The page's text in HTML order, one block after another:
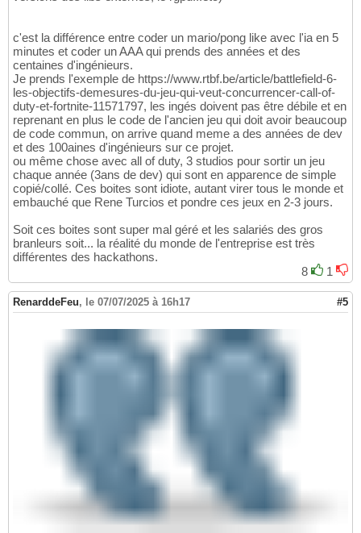
c'est la différence entre coder un mario/pong like avec l'ia en 5
minutes et coder un AAA qui prends des années et des
centaines d'ingénieurs.
Je prends l'exemple de https://www.rtbf.be/article/battlefield-6-
les-objectifs-demesures-du-jeu-qui-veut-concurrencer-call-of-
duty-et-fortnite-11571797, les ingés doivent pas être débile et en
reprenant en plus le code de l'ancien jeu qui doit avoir beaucoup
de code commun, on arrive quand meme a des années de dev
et des 100aines d'ingénieurs sur ce projet.
ou même chose avec all of duty, 3 studios pour sortir un jeu
chaque année (3ans de dev) qui sont en apparence de simple
copié/collé. Ces boites sont idiote, autant virer tous le monde et
embauché que Rene Turcios et pondre ces jeux en 2-3 jours.
Soit ces boites sont super mal géré et les salariés des gros
branleurs soit... la réalité du monde de l'entreprise est très
différentes des hackathons.
8
1
RenarddeFeu, le 07/07/2025 à 16h17 #5